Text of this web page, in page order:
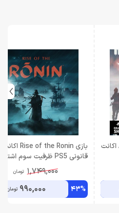
بازی A Plague Tale PS5,PS4 اکانت
بازی Rise of the Ronin اکانت
قانونی PS5 ظرفیت سوم اشتراکی
1,749,000 تومان
43%
990,000 تومان